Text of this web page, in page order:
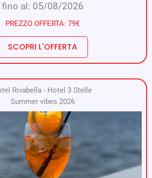
fino al: 05/08/2026
PREZZO OFFERTA: 79€
SCOPRI L'OFFERTA
Rivabella - Hotel 3 Stelle
Summer vibes 2026